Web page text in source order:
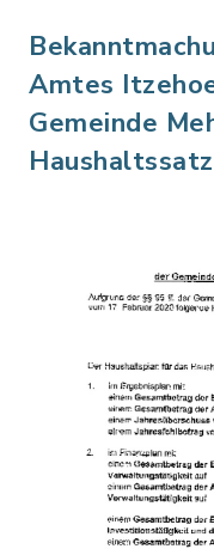
Amtes
Gemeinde